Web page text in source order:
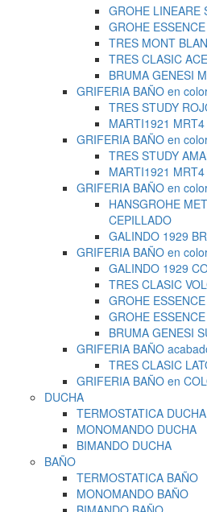
GROHE LINEARE
GROHE
TRES MONT
TRES CLASIC
BRUMA GENESI
GRIFERIA BAÑO en
TRES STUDY
MARTI1921
GRIFERIA BAÑO en
TRES STUDY
MARTI1921
GRIFERIA BAÑO en
HANSGROHE
CEPILLADO
GALINDO 1929
GRIFERIA BAÑO en
GALINDO 1929
TRES CLASIC
GROHE
GROHE
BRUMA GENESI
GRIFERIA BAÑO
TRES CLASIC
GRIFERIA BAÑO en
DUCHA
TERMOSTATICA DUCHA
MONOMANDO DUCHA
BIMANDO DUCHA
BAÑO
TERMOSTATICA BAÑO
MONOMANDO BAÑO